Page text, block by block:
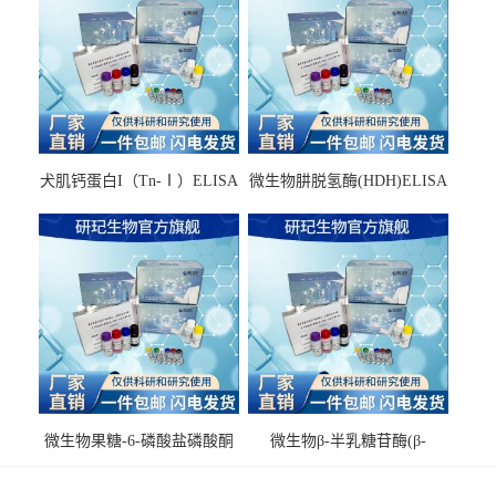
犬肌钙蛋白I（Tn-Ⅰ）ELISA
微生物肼脱氢酶(HDH)ELISA
微生物果糖-6-磷酸盐磷酸酮
微生物β-半乳糖苷酶(β-